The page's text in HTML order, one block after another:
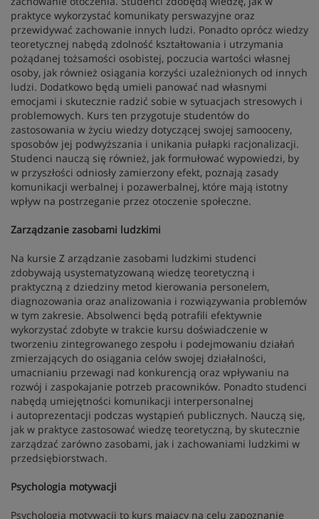
praktyce wykorzystać komunikaty perswazyjne oraz
przewidywać zachowanie innych ludzi. Ponadto oprócz wiedzy
teoretycznej nabędą zdolność kształtowania i utrzymania
pożądanej tożsamości osobistej, poczucia wartości własnej
osoby, jak również osiągania korzyści uzależnionych od innych
ludzi. Dodatkowo będą umieli panować nad własnymi
emocjami i skutecznie radzić sobie w sytuacjach stresowych i
problemowych. Kurs ten przygotuje studentów do
zastosowania w życiu wiedzy dotyczącej swojej samooceny,
sposobów jej podwyższania i unikania pułapki racjonalizacji.
Studenci nauczą się również, jak formułować wypowiedzi, by
w przyszłości odniosły zamierzony efekt, poznają zasady
komunikacji werbalnej i pozawerbalnej, które mają istotny
wpływ na postrzeganie przez otoczenie społeczne.
Zarządzanie zasobami ludzkimi
Na kursie Z arządzanie zasobami ludzkimi studenci
zdobywają usystematyzowaną wiedzę teoretyczną i
praktyczną z dziedziny metod kierowania personelem,
diagnozowania oraz analizowania i rozwiązywania problemów
w tym zakresie. Absolwenci będą potrafili efektywnie
wykorzystać zdobyte w trakcie kursu doświadczenie w
tworzeniu zintegrowanego zespołu i podejmowaniu działań
zmierzających do osiągania celów swojej działalności,
umacnianiu przewagi nad konkurencją oraz wpływaniu na
rozwój i zaspokajanie potrzeb pracowników. Ponadto studenci
nabędą umiejętności komunikacji interpersonalnej
i autoprezentacji podczas wystąpień publicznych. Nauczą się,
jak w praktyce zastosować wiedzę teoretyczną, by skutecznie
zarządzać zarówno zasobami, jak i zachowaniami ludzkimi w
przedsiębiorstwach.
Psychologia motywacji
Psychologia motywacji to kurs mający na celu zapoznanie